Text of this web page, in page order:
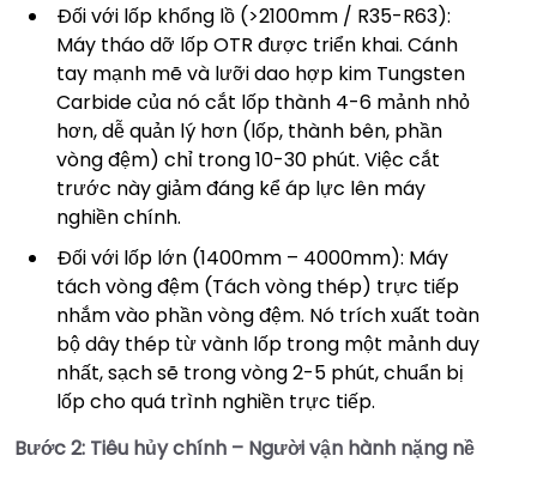
Đối với lốp khổng lồ (>2100mm / R35-R63):
Máy tháo dỡ lốp OTR được triển khai. Cánh
tay mạnh mẽ và lưỡi dao hợp kim Tungsten
Carbide của nó cắt lốp thành 4-6 mảnh nhỏ
hơn, dễ quản lý hơn (lốp, thành bên, phần
vòng đệm) chỉ trong 10-30 phút. Việc cắt
trước này giảm đáng kể áp lực lên máy
nghiền chính.
Đối với lốp lớn (1400mm – 4000mm): Máy
tách vòng đệm (Tách vòng thép) trực tiếp
nhắm vào phần vòng đệm. Nó trích xuất toàn
bộ dây thép từ vành lốp trong một mảnh duy
nhất, sạch sẽ trong vòng 2-5 phút, chuẩn bị
lốp cho quá trình nghiền trực tiếp.
Bước 2: Tiêu hủy chính – Người vận hành nặng nề